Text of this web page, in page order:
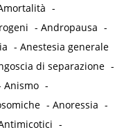
-
-Andropausa -
-Anestesia generale
di separazione -
Anismo -
-Anoressia -
-